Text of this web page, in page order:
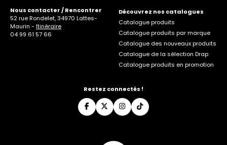
Nous contacter / Rencontrer
52 rue Rondelet, 34970 Lattes-
Maurin - Itinéraire
04 99 61 57 66
Découvrez nos catalogues
Catalogue produits
Catalogue produits par marque
Catalogue des nouveaux produits
Catalogue de la sélection Drap
Catalogue produits en promotion
Restez connectés !